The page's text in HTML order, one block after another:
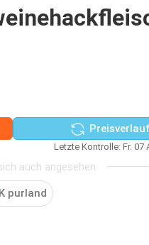
Letzte Kontrolle: Fr. 07
auch angesehen
K purland